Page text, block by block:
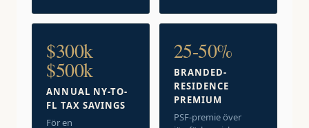
$300k
$500k
ANNUAL NY-TO-
FL TAX SAVINGS
För en
25-50%
BRANDED-
RESIDENCE
PREMIUM
PSF-premie över